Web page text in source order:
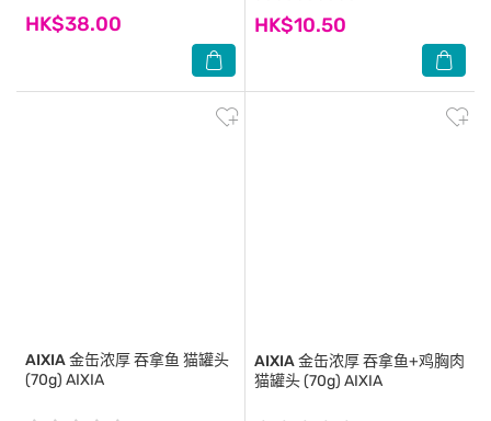
HK$38.00 HK$10.50
AIXIA金缶浓厚 吞拿鱼 猫罐头
(70g) AIXIA
AIXIA金缶浓厚 吞拿鱼+鸡胸肉
猫罐头 (70g) AIXIA